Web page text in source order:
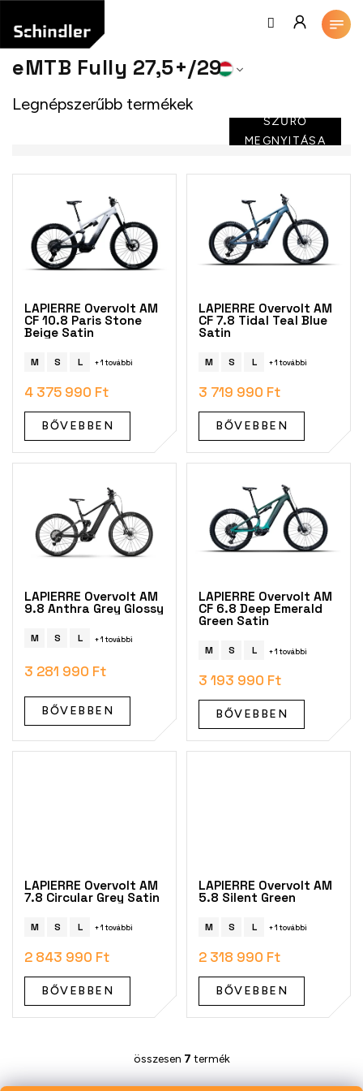
fő
tartalomhoz
eMTB Fully 27,5+/29
Legnépszerűbb termékek
SZŰRŐ
MEGNYITÁSA
T
LAPIERRE Overvolt AM
CF 10.8 Paris Stone
Beige Satin
M S L + 1 további
4 375 990 Ft
BŐVEBBEN
LAPIERRE Overvolt AM
CF 7.8 Tidal Teal Blue
Satin
M S L + 1 további
3 719 990 Ft
BŐVEBBEN
LAPIERRE Overvolt AM
9.8 Anthra Grey Glossy
M S L + 1 további
3 281 990 Ft
BŐVEBBEN
LAPIERRE Overvolt AM
CF 6.8 Deep Emerald
Green Satin
M S L + 1 további
3 193 990 Ft
BŐVEBBEN
LAPIERRE Overvolt AM
7.8 Circular Grey Satin
M S L + 1 további
2 843 990 Ft
BŐVEBBEN
LAPIERRE Overvolt AM
5.8 Silent Green
M S L + 1 további
2 318 990 Ft
BŐVEBBEN
L
i
összesen 7 termék